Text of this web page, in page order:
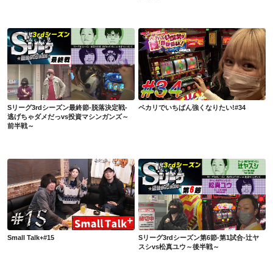
Sリーグ3rdシーズン最終節-脱落決定戦-逃げちゃダメだっvs投資マシンガンズ～前半戦～
Sリーグ3rdシーズン最終節-脱落決定戦-
逃げちゃダメだっvs投資マシンガンズ～
前半戦～
ペカリでいちばん強くなりたい!#34
ペカリでいちばん強くなりたい!#34
Small Talk+#15
Small Talk+#15
Sリーグ3rdシーズン第6節-第1試合-辻ヤスシvs松真ユウ～後半戦～
Sリーグ3rdシーズン第6節-第1試合-辻ヤ
スシvs松真ユウ～後半戦～